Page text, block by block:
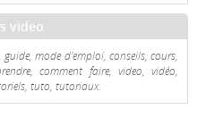
video
mode d'emploi, conseils, cours,
comment faire, video, vidéo,
tuto, tutoriaux.